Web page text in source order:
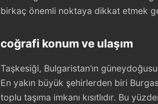
birkaç önemli noktaya dikkat etmek
coğrafi konum ve ulaşım
Taşkesiği, Bulgaristan’ın
En yakın büyük şehirlerden biri
toplu taşıma imkanı kısıtlıdır. Bu